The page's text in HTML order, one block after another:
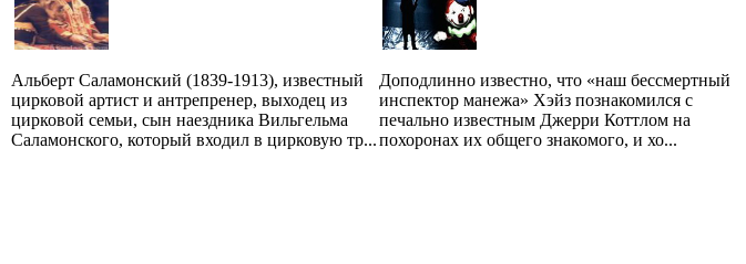
Альберт Саламонский (1839-1913), известный
цирковой артист и антрепренер, выходец из
цирковой семьи, сын наездника Вильгельма
Саламонского, который входил в цирковую тр...
Доподлинно известно, что «наш бессмертный
инспектор манежа» Хэйз познакомился с
печально известным Джерри Коттлом на
похоронах их общего знакомого, и хо...